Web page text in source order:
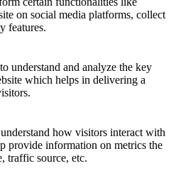
on social media platforms, collect
features.
understand and analyze the key
which helps in delivering a
how visitors interact with
provide information on metrics the
traffic source, etc.